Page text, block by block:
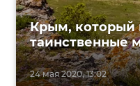
24 мая 2020, 13:02
Крым, который
таинственные